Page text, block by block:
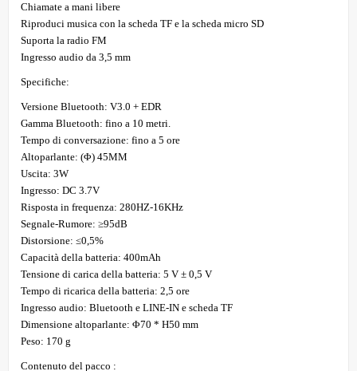
Chiamate a mani libere
Riproduci musica con la scheda TF e la scheda micro SD
Suporta la radio FM
Ingresso audio da 3,5 mm
Specifiche:
Versione Bluetooth: V3.0 + EDR
Gamma Bluetooth: fino a 10 metri.
Tempo di conversazione: fino a 5 ore
Altoparlante: (Φ) 45MM
Uscita: 3W
Ingresso: DC 3.7V
Risposta in frequenza: 280HZ-16KHz
Segnale-Rumore: ≥95dB
Distorsione: ≤0,5%
Capacità della batteria: 400mAh
Tensione di carica della batteria: 5 V ± 0,5 V
Tempo di ricarica della batteria: 2,5 ore
Ingresso audio: Bluetooth e LINE-IN e scheda TF
Dimensione altoparlante: Φ70 * H50 mm
Peso: 170 g
Contenuto del pacco :